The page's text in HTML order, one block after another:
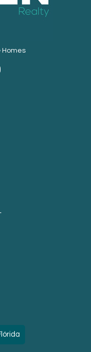
Homes